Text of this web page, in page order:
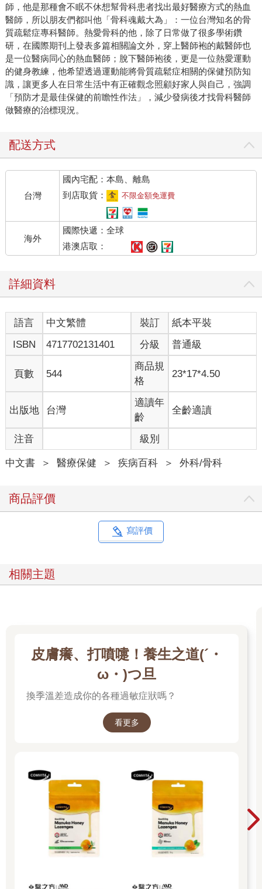
師，他是那種會不眠不休想幫骨科患者找出最好醫療方式的熱血
醫師，所以朋友們都叫他「骨科魂戴大為」：一位台灣知名的骨
質疏鬆症專科醫師。熱愛骨科的他，除了日常做了很多學術鑽
研，在國際期刊上發表多篇相關論文外，穿上醫師袍的戴醫師也
是一位醫病同心的熱血醫師；脫下醫師袍後，更是一位熱愛運動
的健身教練，他希望透過運動能將骨質疏鬆症相關的保健預防知
識，讓更多人在日常生活中有正確觀念照顧好家人與自己，強調
「預防才是最佳保健的前瞻性作法」，減少發病後才找骨科醫師
做醫療的治標現況。
配送方式
台灣
國內宅配：本島、離島
到店取貨：
不限金額免運費
海外
國際快遞：全球
港澳店取：
詳細資料
語言 中文繁體 裝訂
紙本平裝
ISBN
4717702131401 分級 普通級
頁數 544
商品規
格
23*17*4.50
出版地 台灣
適讀年
齡
全齡適讀
注音 級別
中文書 ＞ 醫療保健 ＞ 疾病百科 ＞ 外科/骨科
商品評價
寫評價
相關主題
皮膚癢、打噴嚏！養生之道(´・
ω・)つ旦
換季溫差造成你的各種過敏症狀嗎？
看更多